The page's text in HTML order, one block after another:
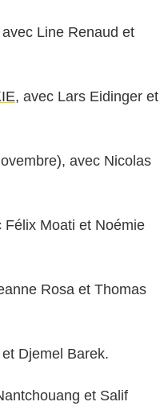
Line Renaud et
, avec Lars Eidinger et
avec Nicolas
Félix Moati et Noémie
Rosa et Thomas
Djemel Barek.
et Salif